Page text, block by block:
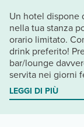
Un hotel dispone
nella tua stanza
orario limitato.
drink preferito!
bar/lounge
servita nei giorni
LEGGI DI PIÙ